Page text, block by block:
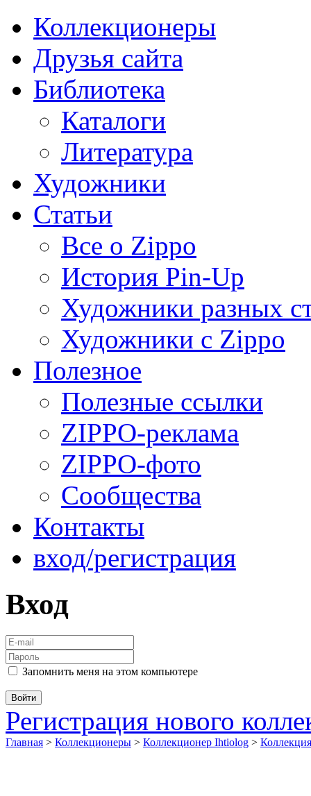
Коллекционеры
Друзья сайта
Библиотека
Каталоги
Литература
Художники
Статьи
Все о Zippo
История Pin-Up
Художники разных
Художники с Zippo
Полезное
Полезные ссылки
ZIPPO-реклама
ZIPPO-фото
Сообщества
Контакты
вход/регистрация
Вход
Запомнить меня на этом компьютере
Регистрация нового
Главная > Коллекционеры > Коллекционер Ihtiolog >